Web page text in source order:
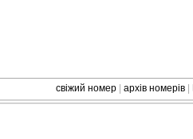
свіжий номер архів номерів